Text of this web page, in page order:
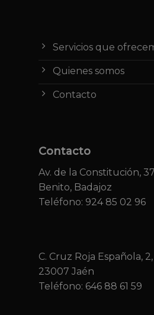
Servicios que
Quienes somos
Contacto
Contacto
Av. de la Constitución,
Benito, Badajoz
Teléfono: 924 85 02 96
C. Cruz Roja Española,
23007 Jaén
Teléfono: 646 88 61 59